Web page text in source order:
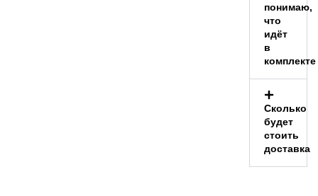
понимаю,
что
идёт
в
комплекте
Сколько
будет
стоить
доставка